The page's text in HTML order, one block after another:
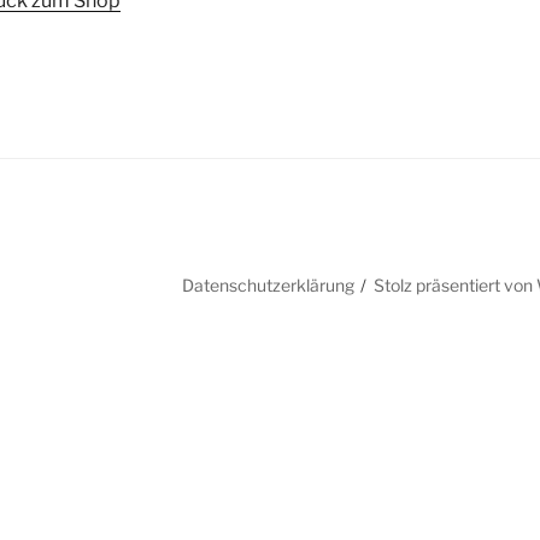
Datenschutzerklärung Stolz präsentiert von